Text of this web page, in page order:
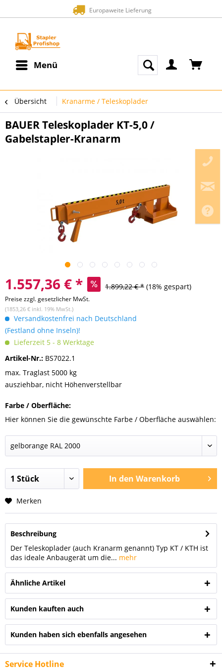
Europaweite Lieferung
Menü
Übersicht Kranarme / Teleskoplader
BAUER Teleskoplader KT-5,0 /
Gabelstapler-Kranarm
1.557,36 € * 1.899,22 € * (18% gespart)
Preise zzgl. gesetzlicher MwSt.
(1853,26 € inkl. 19% MwSt.)
Versandkostenfrei nach Deutschland
(Festland ohne Inseln)!
Lieferzeit 5 - 8 Werktage
Artikel-Nr.: BS7022.1
max. Traglast 5000 kg
ausziehbar, nicht Höhenverstellbar
Farbe / Oberfläche:
Hier können Sie die gewünschte Farbe / Oberfläche auswählen:
In den Warenkorb
Merken
Beschreibung
Der Teleskoplader (auch Kranarm genannt) Typ KT / KTH ist
das ideale Anbaugerät um die... mehr
Ähnliche Artikel
Kunden kauften auch
Kunden haben sich ebenfalls angesehen
Service Hotline